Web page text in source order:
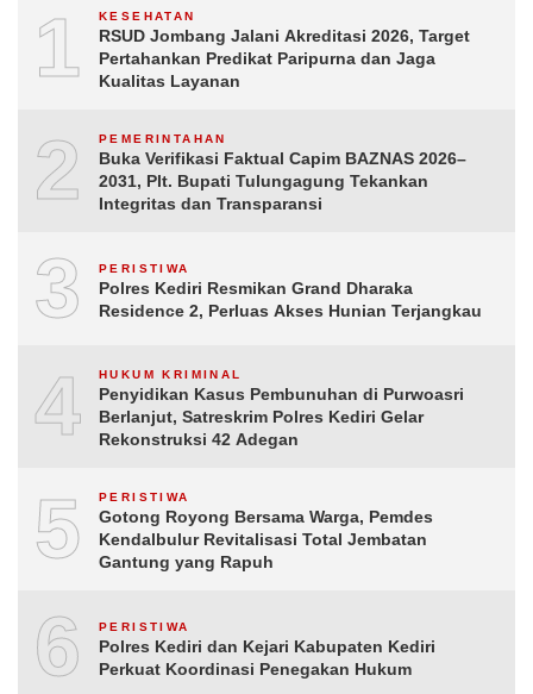
1 KESEHATAN
RSUD Jombang Jalani Akreditasi 2026, Target
Pertahankan Predikat Paripurna dan Jaga
Kualitas Layanan
2 PEMERINTAHAN
Buka Verifikasi Faktual Capim BAZNAS 2026–
2031, Plt. Bupati Tulungagung Tekankan
Integritas dan Transparansi
3 PERISTIWA
Polres Kediri Resmikan Grand Dharaka
Residence 2, Perluas Akses Hunian Terjangkau
4 HUKUM KRIMINAL
Penyidikan Kasus Pembunuhan di Purwoasri
Berlanjut, Satreskrim Polres Kediri Gelar
Rekonstruksi 42 Adegan
5 PERISTIWA
Gotong Royong Bersama Warga, Pemdes
Kendalbulur Revitalisasi Total Jembatan
Gantung yang Rapuh
6 PERISTIWA
Polres Kediri dan Kejari Kabupaten Kediri
Perkuat Koordinasi Penegakan Hukum